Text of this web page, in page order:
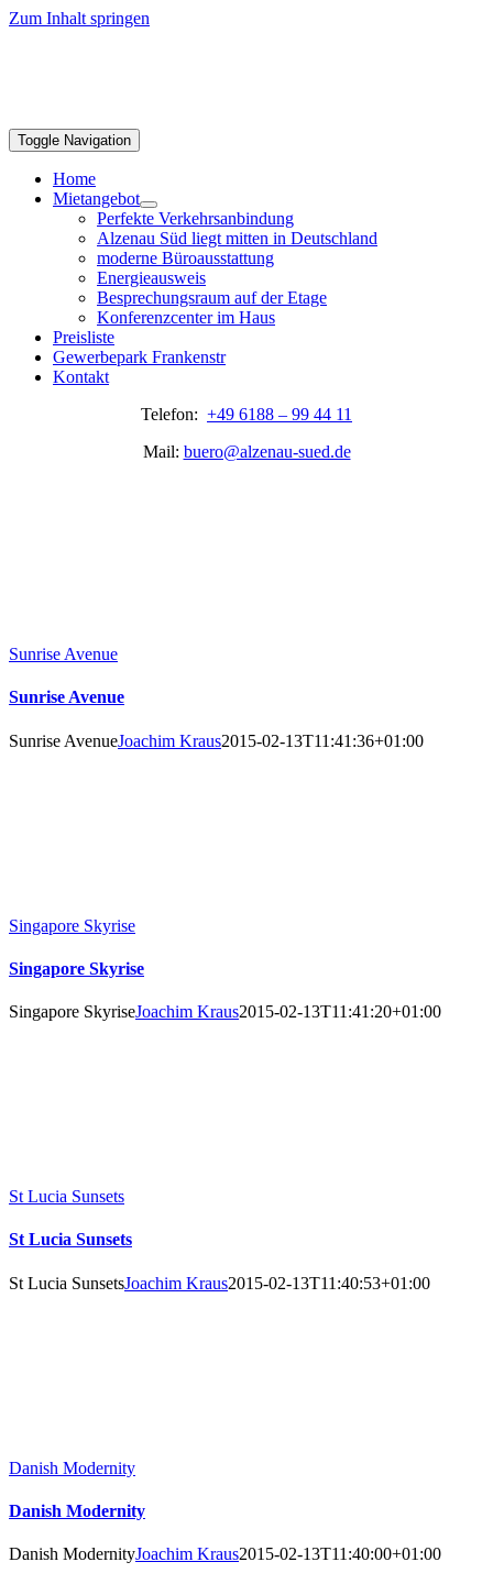
Zum Inhalt springen
Toggle Navigation
Home
Mietangebot
Perfekte Verkehrsanbindung
Alzenau Süd liegt mitten in Deutschland
moderne Büroausstattung
Energieausweis
Besprechungsraum auf der Etage
Konferenzcenter im Haus
Preisliste
Gewerbepark Frankenstr
Kontakt
Telefon: +49 6188 – 99 44 11
Mail: buero@alzenau-sued.de
Sunrise Avenue
Sunrise Avenue
Sunrise AvenueJoachim Kraus2015-02-13T11:41:36+01:00
Singapore Skyrise
Singapore Skyrise
Singapore SkyriseJoachim Kraus2015-02-13T11:41:20+01:00
St Lucia Sunsets
St Lucia Sunsets
St Lucia SunsetsJoachim Kraus2015-02-13T11:40:53+01:00
Danish Modernity
Danish Modernity
Danish ModernityJoachim Kraus2015-02-13T11:40:00+01:00